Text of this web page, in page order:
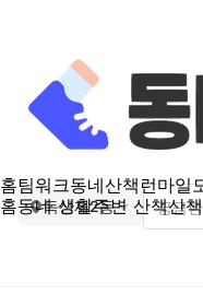
홈팀워크동네산책 런마일
홈동네 생활주변 산책산
독산제2동